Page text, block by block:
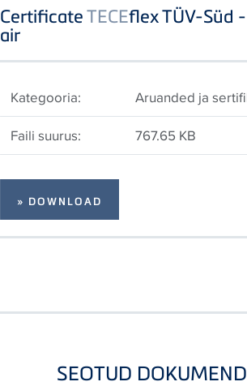
CertificateTECEflex TÜV-Süd
air
Kategooria:
Aruanded ja
Faili suurus:
767.65 KB
» DOWNLOAD
SEOTUD